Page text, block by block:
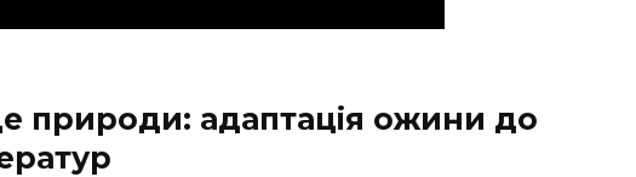
природи: адаптація ожини до